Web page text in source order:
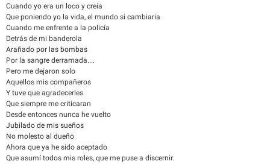
Cuando yo era un loco y creía
Que poniendo yo la vida, el mundo si cambiaria
Cuando me enfrente a la policía
Detrás de mi banderola
Arañado por las bombas
Por la sangre derramada....
Pero me dejaron solo
Aquellos mis compañeros
Y tuve que agradecerles
Que siempre me criticaran
Desde entonces nunca he vuelto
Jubilado de mis sueños
No molesto al dueño
Ahora que ya he sido aceptado
Que asumí todos mis roles, que me puse a discernir.